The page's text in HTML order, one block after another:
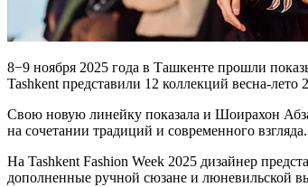
8−9 ноября 2025 года в Ташкенте прошли
Tashkent представили 12 коллекций весна-
Свою новую линейку показала и Шоирахон
на сочетании традиций и современного взгляда.
На Tashkent Fashion Week 2025 дизайнер
дополненные ручной сюзане и люневильской